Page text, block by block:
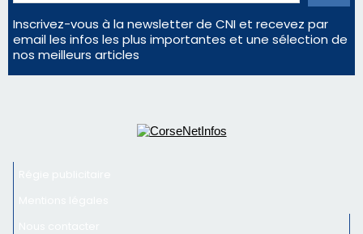
Inscrivez-vous à la newsletter de CNI et recevez par
email les infos les plus importantes et une sélection de
nos meilleurs articles